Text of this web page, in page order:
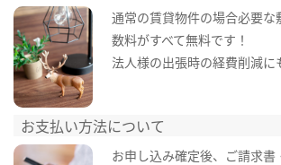
通常の賃貸物件の場合必要な
数料がすべて無料です！
法人様の出張時の経費削減に
お支払い方法について
お申し込み確定後、ご請求書